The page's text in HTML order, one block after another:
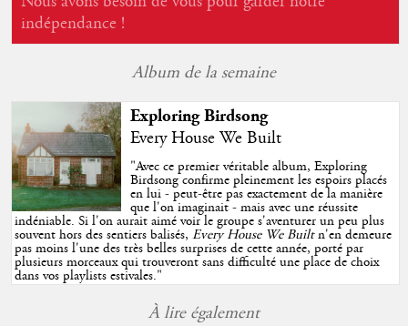
indépendance !
Album de la semaine
Exploring Birdsong
Every House We Built
"Avec ce premier véritable album, Exploring
Birdsong confirme pleinement les espoirs placés
en lui - peut-être pas exactement de la manière
que l'on imaginait - mais avec une réussite
indéniable. Si l'on aurait aimé voir le groupe s'aventurer un peu plus
souvent hors des sentiers balisés,Every House We Builtn'en demeure
pas moins l'une des très belles surprises de cette année, porté par
plusieurs morceaux qui trouveront sans difficulté une place de choix
dans vos playlists estivales."
À lire également